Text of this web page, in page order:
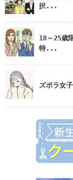
択...
18～25歳
特...
ズボラ女